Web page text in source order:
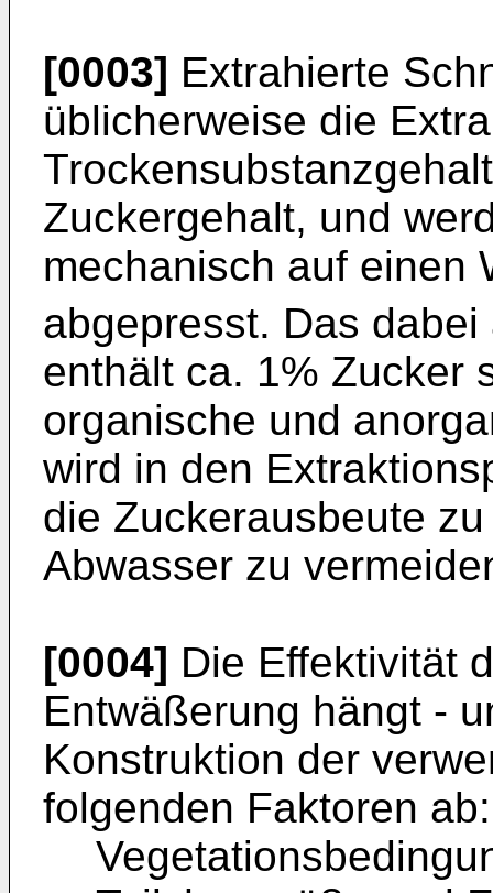
[0003] Extrahierte
üblicherweise die
Zuckergehalt, und
mechanisch auf einen
abgepresst. Das
enthält ca. 1% Zucker
organische und
wird in den
die Zuckerausbeute
Abwasser zu
[0004] Die Effektivität
Entwäßerung hängt -
Konstruktion der
folgenden Faktoren ab: